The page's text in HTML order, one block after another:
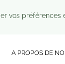
vos préférences
A PROPOS DE